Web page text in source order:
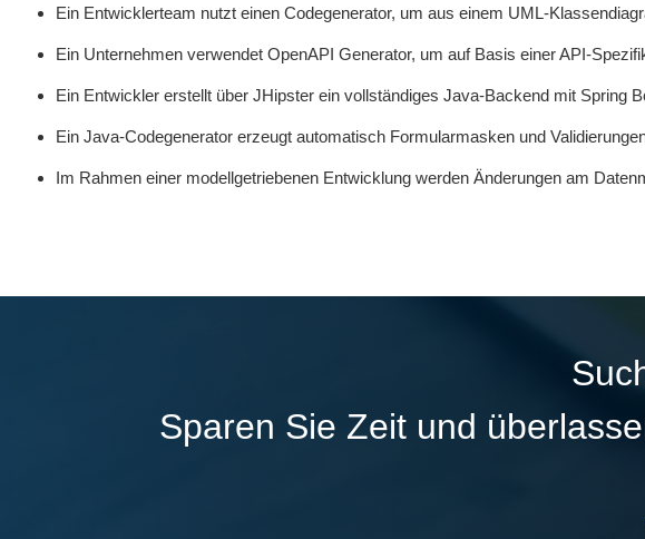
Ein Entwicklerteam nutzt einen Codegenerator, um aus einem UML-
Ein Unternehmen verwendet OpenAPI Generator, um auf Basis einer API-
Ein Entwickler erstellt über JHipster ein vollständiges Java-Backend mit Spring
Ein Java-Codegenerator erzeugt automatisch Formularmasken und
Im Rahmen einer modellgetriebenen Entwicklung werden Änderungen am
Sparen Sie Zeit und